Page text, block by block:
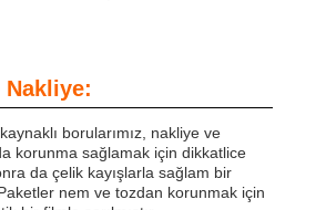
Nakliye:
borularımız, nakliye ve
korunma sağlamak için dikkatlice
da çelik kayışlarla sağlam bir
nem ve tozdan korunmak için